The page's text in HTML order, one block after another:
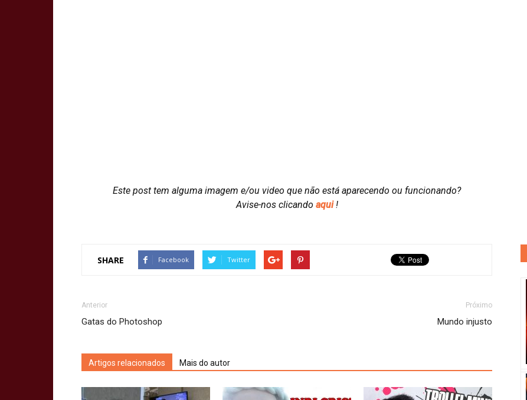
Este post tem alguma imagem e/ou video que não está aparecendo ou funcionando?
Avise-nos clicando aqui!
SHARE Facebook Twitter
Anterior
Gatas do Photoshop
Próximo
Mundo injusto
Artigos relacionados Mais do autor